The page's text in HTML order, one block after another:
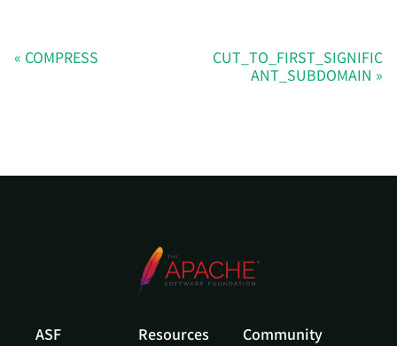
COMPRESS
CUT_TO_FIRST_SIGNIFIC
ANT_SUBDOMAIN
ASF Resources Community